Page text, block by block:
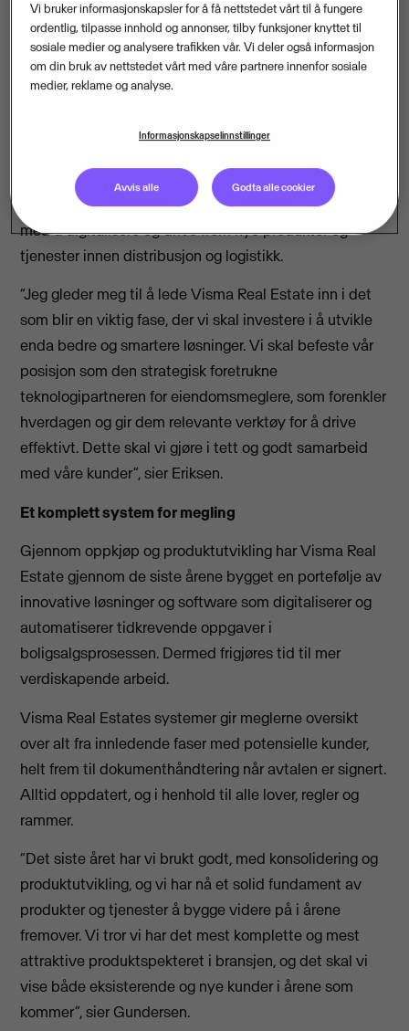
lede Vismas satsing mot eiendomsmeglere. Han har
lang erfaring med produktutvikling og større
endringsprosjekter, og er en leder som setter kundene
og deres behov i fokus”, sier Eivind Gundersen,
Visma siden 2015, og har også bakgrunn fra
teknologiutvikling i Aftenposten, der han ledet arbeidet
med å digitalisere og drive frem nye produkter og
tjenester innen distribusjon og logistikk.
“Jeg gleder meg til å lede Visma Real Estate inn i det
som blir en viktig fase, der vi skal investere i å utvikle
enda bedre og smartere løsninger. Vi skal befeste vår
posisjon som den strategisk foretrukne
teknologipartneren for eiendomsmeglere, som forenkler
hverdagen og gir dem relevante verktøy for å drive
effektivt. Dette skal vi gjøre i tett og godt samarbeid
med våre kunder”, sier Eriksen.
Et komplett system for megling
Gjennom oppkjøp og produktutvikling har Visma Real
Estate gjennom de siste årene bygget en portefølje av
innovative løsninger og software som digitaliserer og
automatiserer tidkrevende oppgaver i
boligsalgsprosessen. Dermed frigjøres tid til mer
verdiskapende arbeid.
Visma Real Estates systemer gir meglerne oversikt
over alt fra innledende faser med potensielle kunder,
helt frem til dokumenthåndtering når avtalen er signert.
Alltid oppdatert, og i henhold til alle lover, regler og
rammer.
“Det siste året har vi brukt godt, med konsolidering og
produktutvikling, og vi har nå et solid fundament av
produkter og tjenester å bygge videre på i årene
fremover. Vi tror vi har det mest komplette og mest
attraktive produktspekteret i bransjen, og det skal vi
vise både eksisterende og nye kunder i årene som
kommer”, sier Gundersen.
Vi bruker informasjonskapsler for å få nettstedet vårt til å fungere
ordentlig, tilpasse innhold og annonser, tilby funksjoner knyttet til
sosiale medier og analysere trafikken vår. Vi deler også informasjon
om din bruk av nettstedet vårt med våre partnere innenfor sosiale
medier, reklame og analyse.
Informasjonskapselinnstillinger
Avvis alle Godta alle cookier